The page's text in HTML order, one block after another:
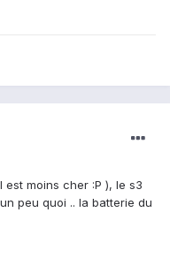
moins cher :P ), le s3
peu quoi .. la batterie du